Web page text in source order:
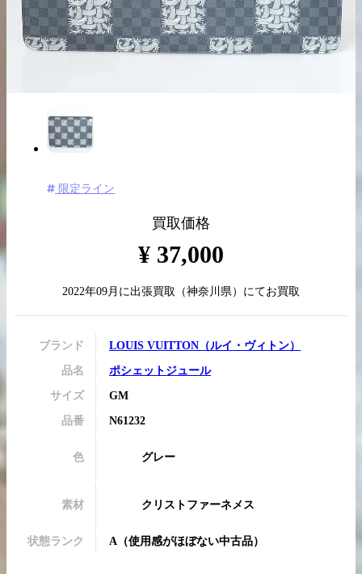
LINE査定
買取実績はこちらから
限定ライン
買取価格
¥ 37,000
2022年09月 に出張買取 （神奈川県）にてお買取
ブランド LOUIS VUITTON （ルイ・ヴィトン）
品名 ポシェットジュール
サイズ GM
品番 N61232
色 グレー
素材 クリストファーネメス
状態ランク A （使用感がほぼない中古品）